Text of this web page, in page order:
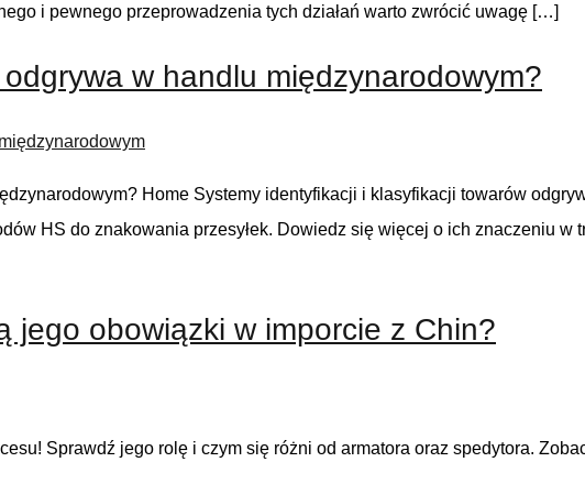
i pewnego przeprowadzenia tych działań warto zwrócić uwagę […]
w handlu międzynarodowym?
Home Systemy identyfikacji i klasyfikacji towarów
HS do znakowania przesyłek. Dowiedz się więcej o ich znaczeniu
jego obowiązki w imporcie z Chin?
Sprawdź jego rolę i czym się różni od armatora oraz spedytora.